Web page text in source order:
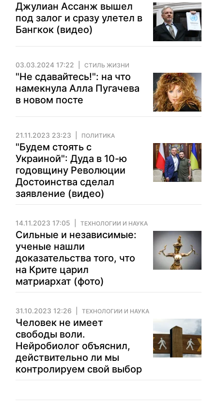
Джулиан Ассанж вышел
под залог и сразу улетел в
Бангкок (видео)
03.03.2024 17:22 СТИЛЬ ЖИЗНИ
"Не сдавайтесь!": на что
намекнула Алла Пугачева
в новом посте
21.11.2023 23:23 ПОЛИТИКА
"Будем стоять с
Украиной": Дуда в 10-ю
годовщину Революции
Достоинства сделал
заявление (видео)
14.11.2023 17:05 ТЕХНОЛОГИИ И НАУКА
Сильные и независимые:
ученые нашли
доказательства того, что
на Крите царил
матриархат (фото)
31.10.2023 12:26 ТЕХНОЛОГИИ И НАУКА
Человек не имеет
свободы воли.
Нейробиолог объяснил,
действительно ли мы
контролируем свой выбор